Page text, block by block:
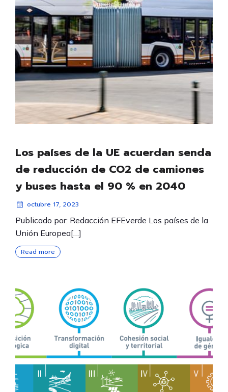
Los países de la UE acuerdan senda
de reducción de CO2 de camiones
y buses hasta el 90 % en 2040
octubre 17, 2023
Publicado por: Redacción EFEverde Los países de la
Unión Europea[…]
Read more